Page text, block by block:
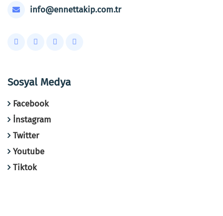
info@ennettakip.com.tr
Sosyal Medya
Facebook
İnstagram
Twitter
Youtube
Tiktok